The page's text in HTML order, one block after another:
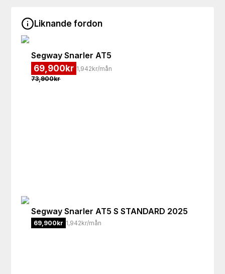
Liknande fordon
Segway Snarler AT5
73,900kr
69,900 kr 1,942kr/mån
Segway Snarler AT5 S STANDARD 2025
69,900kr 1,942kr/mån